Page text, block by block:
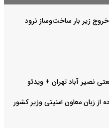
زیر بار ساخت‌وساز نرود
نصیر آباد تهران + ویدئو
زبان معاون امنیتی وزیر کشور